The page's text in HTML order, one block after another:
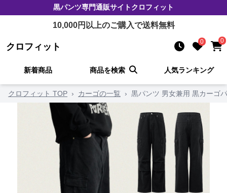
黒パンツ専門通販サイトクロフィット
10,000円以上のご購入で送料無料
クロフィット 0 0
新着商品 商品を検索 人気ランキング
クロフィット TOP › カーゴの一覧 › 黒パンツ 男女兼用 黒カーゴ